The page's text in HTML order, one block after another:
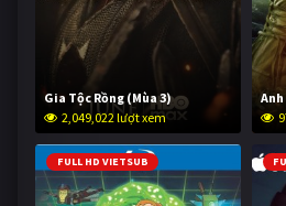
Gia Tộc Rồng (Mùa 3)
2,049,022 lượt xem
FULL HD VIETSUB